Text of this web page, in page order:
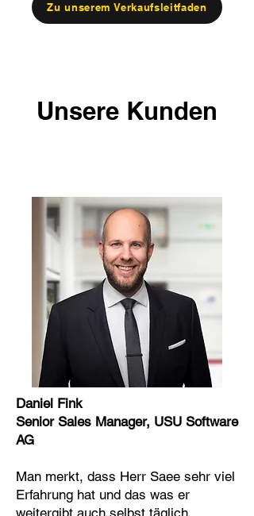
Zu unserem Verkaufsleitfaden
Unsere Kunden
Daniel Fink
Senior Sales Manager, USU Software
AG
Man merkt, dass Herr Saee sehr viel
Erfahrung hat und das was er
weitergibt auch selbst täglich